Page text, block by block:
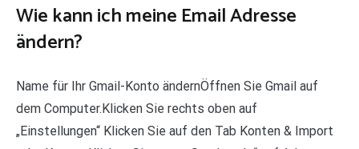
Wie kann ich meine Email Adresse
ändern?
Name für Ihr Gmail-Konto ändernÖffnen Sie Gmail auf
dem Computer.Klicken Sie rechts oben auf
„Einstellungen“ Klicken Sie auf den Tab Konten & Import